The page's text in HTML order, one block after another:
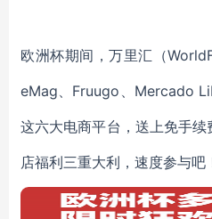
欧洲杯期间，万里汇（
eMag、Fruugo、Mercado
这六大电商平台，送上免手
店福利三重大利，速度参与吧